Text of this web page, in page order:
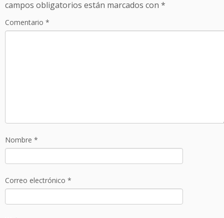
campos obligatorios están marcados con *
Comentario *
Nombre *
Correo electrónico *